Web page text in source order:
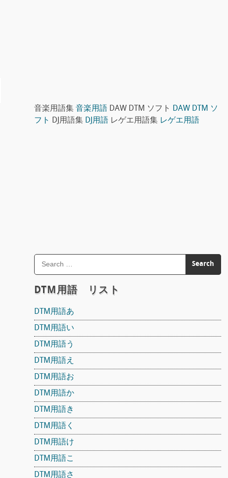
音楽用語集 音楽用語DAW DTM ソフト
DAW DTM ソ
フト
DJ用語集 DJ用語レゲエ用語集 レゲエ用語
DTM用語 リスト
DTM用語あ
DTM用語い
DTM用語う
DTM用語え
DTM用語お
DTM用語か
DTM用語き
DTM用語く
DTM用語け
DTM用語こ
DTM用語さ